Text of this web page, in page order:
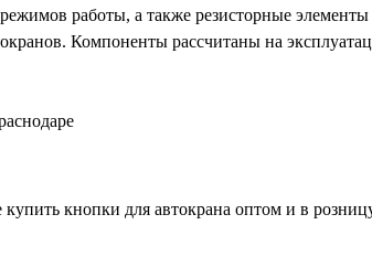
работы, а также резисторные
Компоненты рассчитаны на
кнопки для автокрана оптом и в